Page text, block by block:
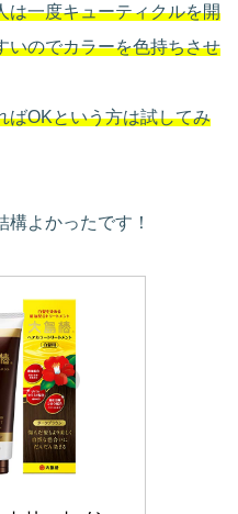
は一度キューティクルを開
いのでカラーを色持ちさせ
ばOKという方は試してみ
よかったです！